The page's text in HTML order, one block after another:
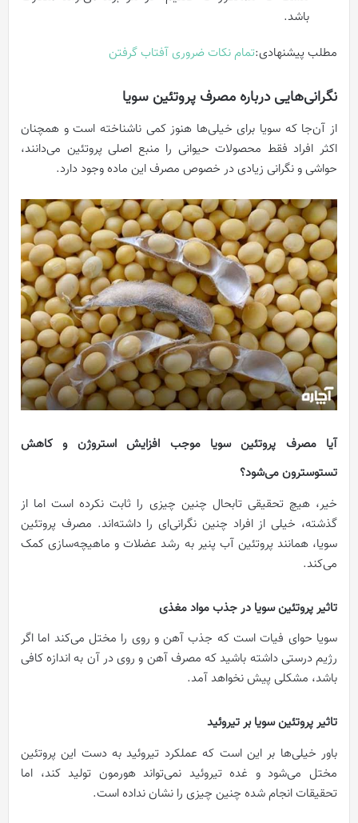
باشد.
مطلب پیشنهادی:تمام نکات ضروری آفتاب گرفتن
نگرانی‌هایی درباره مصرف پروتئین سویا
از آن‌جا که سویا برای خیلی‌ها هنوز کمی ناشناخته است و همچنان
اکثر افراد فقط محصولات حیوانی را منبع اصلی پروتئین می‌دانند،
حواشی و نگرانی‌ زیادی در خصوص مصرف این ماده وجود دارد.
آیا مصرف پروتئین سویا موجب افزایش استروژن و کاهش
تستوسترون می‌شود؟
خیر، هیچ تحقیقی تابحال چنین چیزی را ثابت نکرده است اما از
گذشته، خیلی از افراد چنین نگرانی‌ای را داشته‌اند. مصرف پروتئین
سویا، همانند پروتئین آب پنیر به رشد عضلات و ماهیچه‌سازی کمک
می‌کند.
تاثیر پروتئین سویا در جذب مواد مغذی
سویا حوای فیات است که جذب آهن و روی را مختل می‌کند اما اگر
رژیم درستی داشته باشید که مصرف آهن و روی در آن به اندازه کافی
باشد، مشکلی پیش نخواهد آمد.
تاثیر پروتئین سویا بر تیروئید
باور خیلی‌ها بر این است که عملکرد تیروئید به دست این پروتئین
مختل می‌شود و غده تیروئید نمی‌تواند هورمون تولید کند، اما
تحقیقات انجام شده چنین چیزی را نشان نداده است.